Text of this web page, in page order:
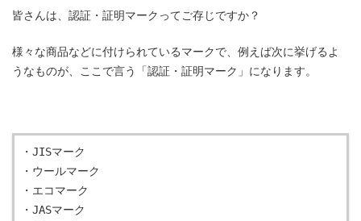
皆さんは、認証・証明マークってご存じですか？
様々な商品などに付けられているマークで、例えば次に挙げるよ
うなものが、ここで言う「認証・証明マーク」になります。
・JISマーク
・ウールマーク
・エコマーク
・JASマーク